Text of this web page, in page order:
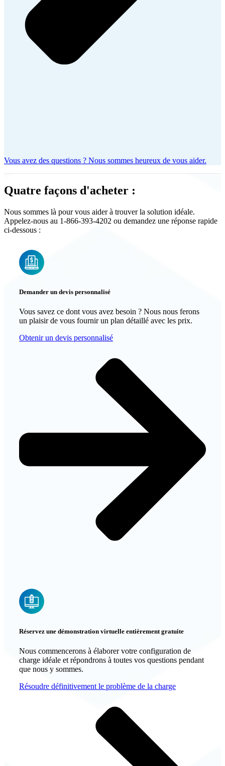
Vous avez des questions ? Nous sommes heureux de vous aider.
Quatre façons d'acheter :
Nous sommes là pour vous aider à trouver la solution idéale.
Appelez-nous au 1-866-393-4202 ou demandez une réponse rapide
ci-dessous :
Demander un devis personnalisé
Vous savez ce dont vous avez besoin ? Nous nous ferons
un plaisir de vous fournir un plan détaillé avec les prix.
Obtenir un devis personnalisé
Réservez une démonstration virtuelle entièrement gratuite
Nous commencerons à élaborer votre configuration de
charge idéale et répondrons à toutes vos questions pendant
que nous y sommes.
Résoudre définitivement le problème de la charge